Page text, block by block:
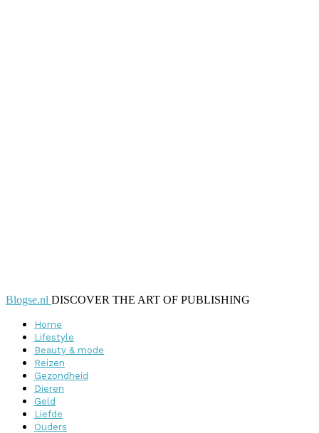
Blogse.nl DISCOVER THE ART OF PUBLISHING
Home
Lifestyle
Beauty & mode
Reizen
Gezondheid
Dieren
Geld
Liefde
Ouders